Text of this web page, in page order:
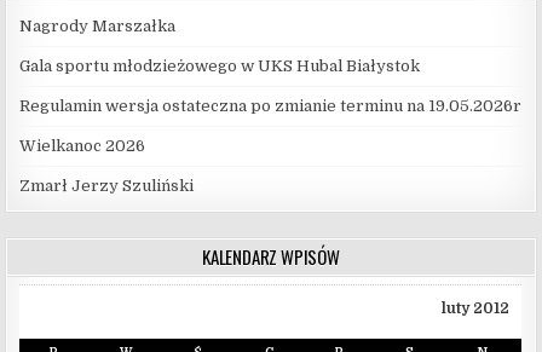
Nagrody Marszałka
Gala sportu młodzieżowego w UKS Hubal Białystok
Regulamin wersja ostateczna po zmianie terminu na 19.05.2026r
Wielkanoc 2026
Zmarł Jerzy Szuliński
KALENDARZ WPISÓW
luty 2012